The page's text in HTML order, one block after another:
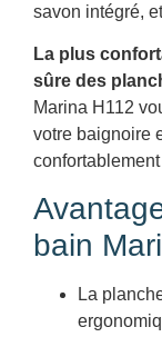
savon intégré,
La plus
sûre des
Marina H112
votre baignoire
bain
La